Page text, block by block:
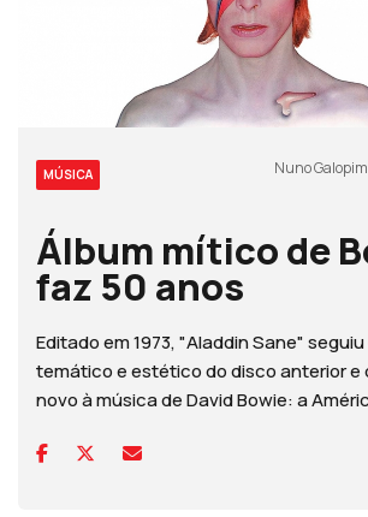
MÚSICA Nuno
Álbum mítico de
faz 50 anos
Editado em 1973, "Aladdin Sane"
temático e estético do disco anterior e
novo à música de David Bowie: a